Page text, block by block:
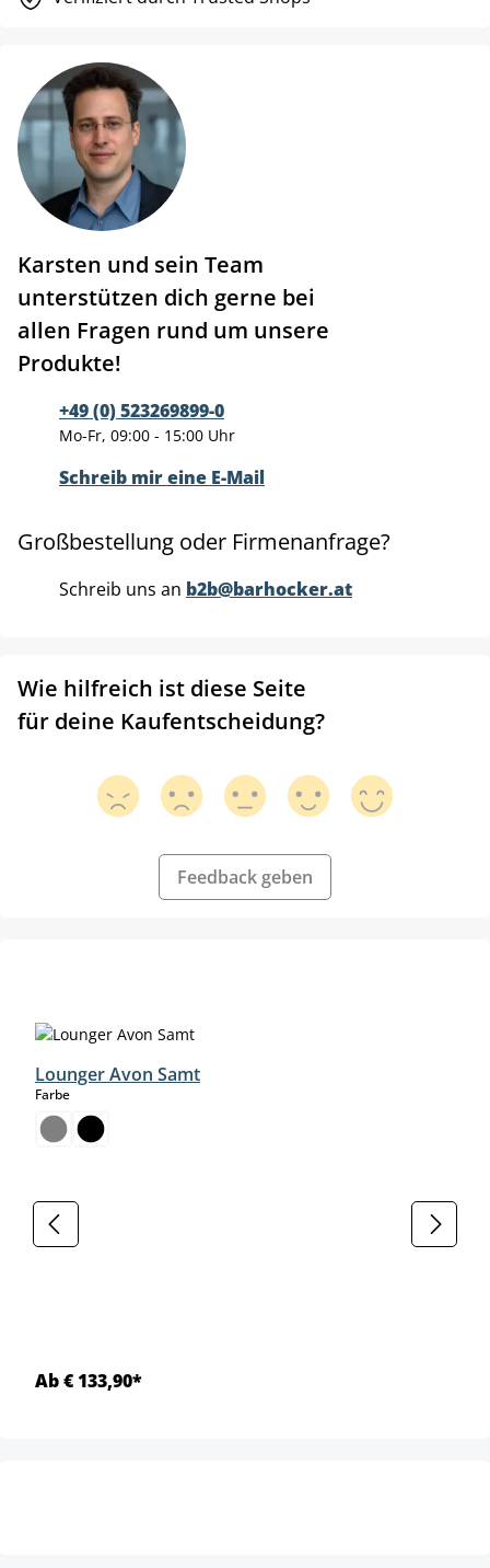
Karsten und sein Team
unterstützen dich gerne bei
allen Fragen rund um unsere
Produkte!
+49 (0) 523269899-0
Mo-Fr, 09:00 - 15:00 Uhr
Schreib mir eine E-Mail
Großbestellung oder Firmenanfrage?
Schreib uns an b2b@barhocker.at
Wie hilfreich ist diese Seite
für deine Kaufentscheidung?
Feedback geben
Lounger Avon Samt
Farbeauswählen
Ab € 133,90*